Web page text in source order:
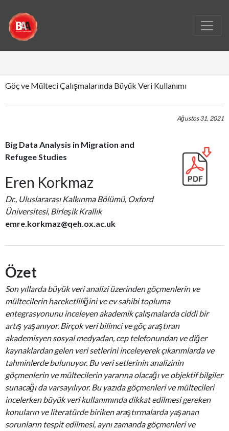
Göç ve Mülteci Çalışmalarında Büyük Veri Kullanımı
Ağustos 31, 2021
Big Data Analysis in Migration and
Refugee Studies
Eren Korkmaz
Dr., Uluslararası Kalkınma Bölümü, Oxford
Üniversitesi, Birleşik Krallık
emre.korkmaz@qeh.ox.ac.uk
Özet
Son yıllarda büyük veri analizi üzerinden göçmenlerin ve
mültecilerin hareketliliğini ve ev sahibi topluma
entegrasyonunu inceleyen akademik çalışmalarda ciddi bir
artış yaşanıyor. Birçok veri bilimci ve göç araştıran
akademisyen sosyal medyadan, cep telefonundan ve diğer
kaynaklardan gelen veri setlerini inceleyerek çıkarımlarda ve
tahminlerde bulunuyor. Bu veri setlerinin analizinin
göçmenlerin ve mültecilerin yararına olacağı ve objektif bilgiler
sunacağı da varsayılıyor. Bu yazıda göçmenleri ve mültecileri
incelerken büyük veri kullanımında dikkat edilmesi gereken
konuların ve literatürde biriken araştırmalarda yaşanan
sorunların tespit edilmesi, aynı zamanda göçmenleri ve